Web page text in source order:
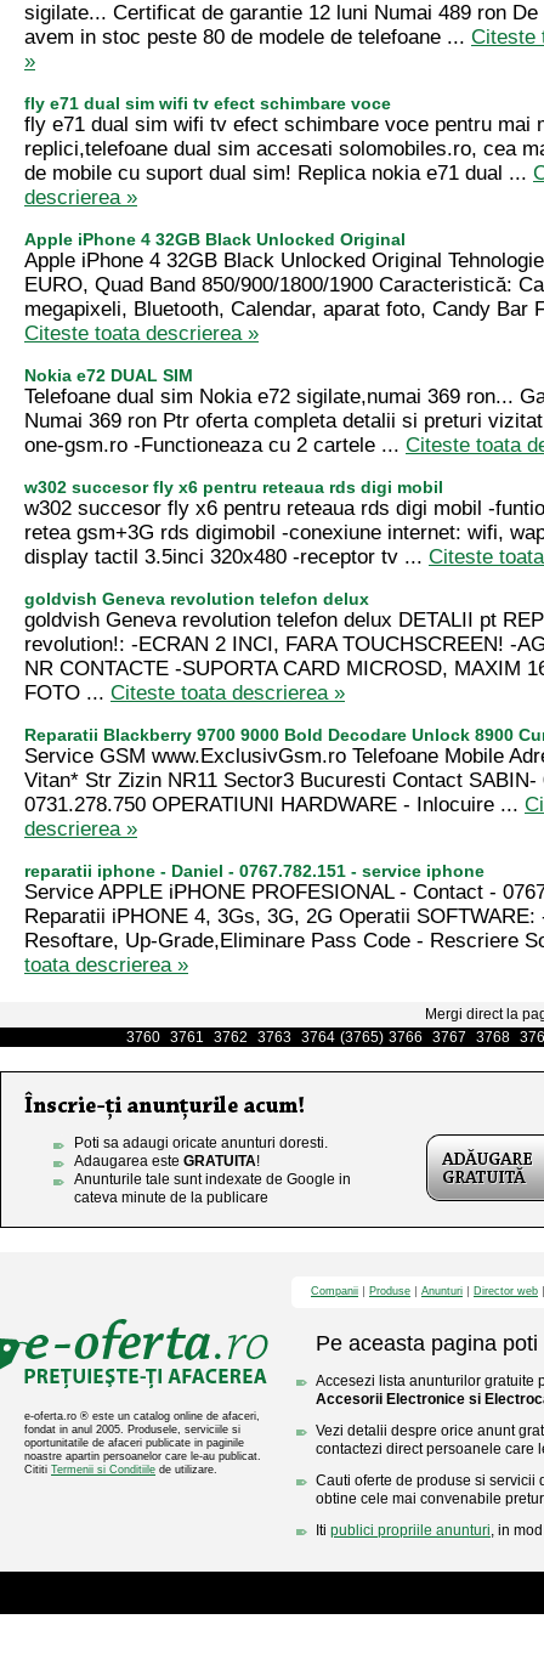
sigilate... Certificat de garantie 12 luni Numai 489 ron De
avem in stoc peste 80 de modele de telefoane ... Citeste
»
fly e71 dual sim wifi tv efect schimbare voce
fly e71 dual sim wifi tv efect schimbare voce pentru mai
replici,telefoane dual sim accesati solomobiles.ro, cea
de mobile cu suport dual sim! Replica nokia e71 dual ...
descrierea »
Apple iPhone 4 32GB Black Unlocked Original
Apple iPhone 4 32GB Black Unlocked Original
EURO, Quad Band 850/900/1800/1900 Caracteristică:
megapixeli, Bluetooth, Calendar, aparat foto, Candy Bar
Citeste toata descrierea »
Nokia e72 DUAL SIM
Telefoane dual sim Nokia e72 sigilate,numai 369 ron...
Numai 369 ron Ptr oferta completa detalii si preturi
one-gsm.ro -Functioneaza cu 2 cartele ... Citeste toata
w302 succesor fly x6 pentru reteaua rds digi mobil
w302 succesor fly x6 pentru reteaua rds digi mobil -
retea gsm+3G rds digimobil -conexiune internet: wifi,
display tactil 3.5inci 320x480 -receptor tv ... Citeste
goldvish Geneva revolution telefon delux
goldvish Geneva revolution telefon delux DETALII pt
revolution!: -ECRAN 2 INCI, FARA TOUCHSCREEN! -
NR CONTACTE -SUPORTA CARD MICROSD, MAXIM
FOTO ... Citeste toata descrierea »
Reparatii Blackberry 9700 9000 Bold Decodare Unlock 8900
Service GSM www.ExclusivGsm.ro Telefoane Mobile
Vitan* Str Zizin NR11 Sector3 Bucuresti Contact SABIN-
0731.278.750 OPERATIUNI HARDWARE - Inlocuire ...
descrierea »
reparatii iphone - Daniel - 0767.782.151 - service iphone
Service APPLE iPHONE PROFESIONAL - Contact -
Reparatii iPHONE 4, 3Gs, 3G, 2G Operatii SOFTWARE:
Resoftare, Up-Grade,Eliminare Pass Code - Rescriere
toata descrierea »
Mergi direct la
3760 3761 3762 3763 3764 (3765) 3766 3767 3768
Poti sa adaugi oricate anunturi doresti.
Adaugarea este GRATUITA!
Anunturile tale sunt indexate de Google in
cateva minute de la publicare
e-oferta.ro ® este un catalog online de afaceri,
fondat in anul 2005. Produsele, serviciile si
oportunitatile de afaceri publicate in paginile
noastre apartin persoanelor care le-au publicat.
Cititi Termenii si Conditiile de utilizare.
Companii Produse Anunturi Director web
Pe aceasta pagina poti
Accesezi lista anunturilor gratuite
Accesorii Electronice si
Vezi detalii despre orice anunt
contactezi direct persoanele care
Cauti oferte de produse si servicii
obtine cele mai convenabile
Iti publici propriile anunturi, in